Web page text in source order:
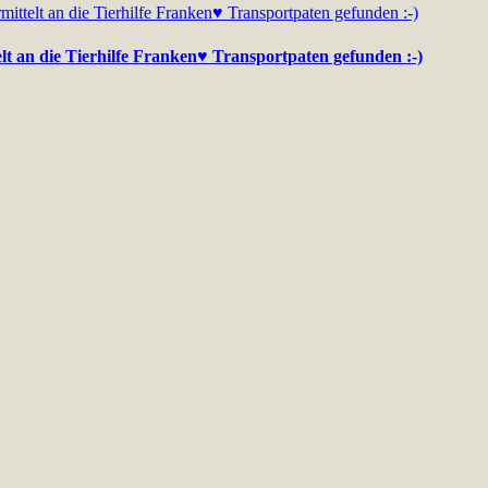
an die Tierhilfe Franken♥ Transportpaten gefunden :-)